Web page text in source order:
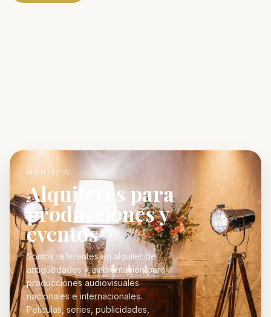
MONTEPIO
Alquileres para
producciones y
eventos
Somos referentes en alquiler de
antigüedades y ambientación para
producciones audiovisuales
nacionales e internacionales.
Películas, series, publicidades,